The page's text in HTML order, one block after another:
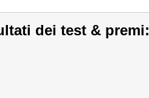
dei test & premi: